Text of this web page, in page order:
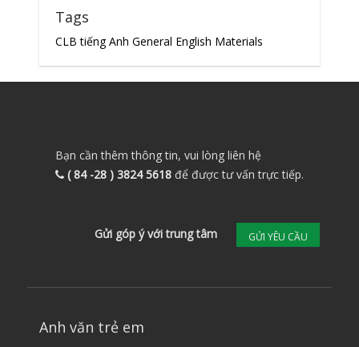
Tags
CLB tiếng Anh General English Materials
Bạn cần thêm thông tin, vui lòng liên hệ
( 84 -28 ) 3824 5618để được tư vấn trực tiếp.
Gửi góp ý với trung tâm GỬI YÊU CẦU
Anh văn trẻ em